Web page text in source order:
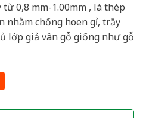
0,8 mm-1.00mm , là thép
nhằm chống hoen gỉ, trầy
lớp giả vân gỗ giống như gỗ